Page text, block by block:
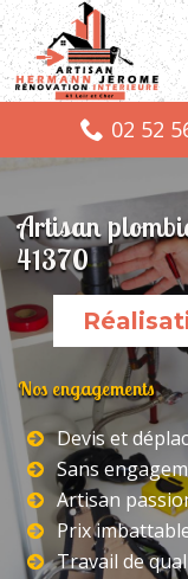
02 52
Artisan
41370
Nos engagements
Devis et
Sans
Artisan
Prix
Travail de